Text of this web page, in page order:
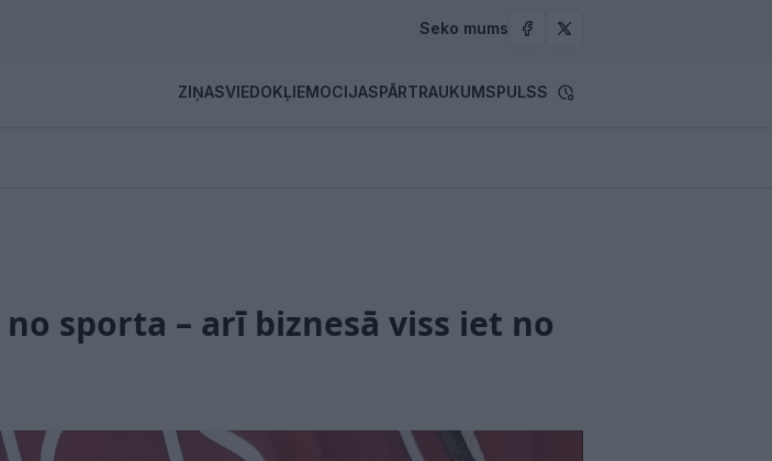
Seko mums
ZIŅASVIEDOKĻIEMOCIJASPĀRTRAUKUMSPULSS
sporta – arī biznesā viss iet no